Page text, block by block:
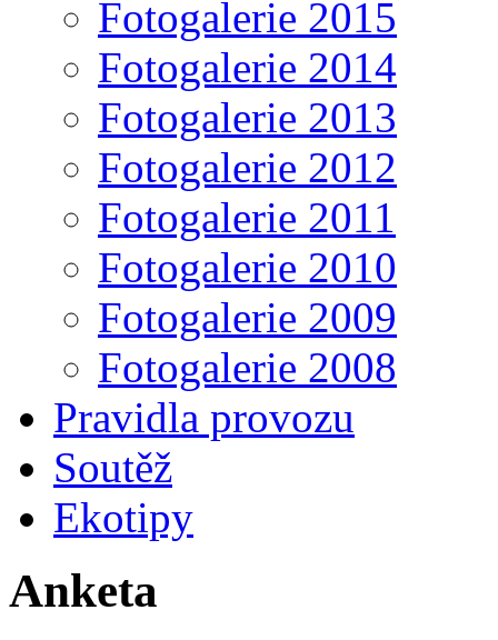
Fotogalerie 2015
Fotogalerie 2014
Fotogalerie 2013
Fotogalerie 2012
Fotogalerie 2011
Fotogalerie 2010
Fotogalerie 2009
Fotogalerie 2008
Pravidla provozu
Soutěž
Ekotipy
Anketa